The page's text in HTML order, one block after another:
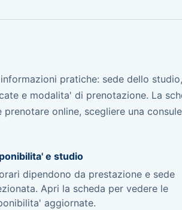
pratiche: sede dello
e modalita' di prenotazione. La
online, scegliere una
e studio
dipendono da prestazione e sede
Apri la scheda per vedere le
aggiornate.